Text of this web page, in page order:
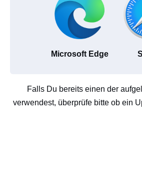
Microsoft Edge
Falls Du bereits einen der
verwendest, überprüfe bitte ob ein